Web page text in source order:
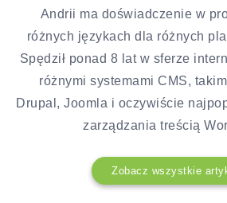
Andrii ma doświadczenie w
różnych językach dla różnych
Spędził ponad 8 lat w sferze
różnymi systemami CMS,
Drupal, Joomla i oczywiście
zarządzania treścią
Zobacz wszystkie